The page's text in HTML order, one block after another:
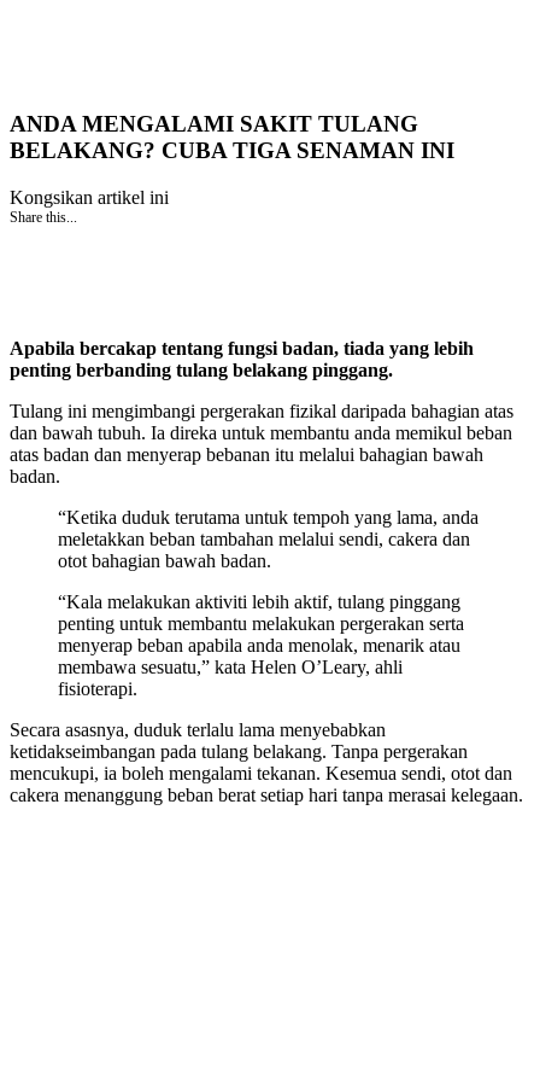
ANDA MENGALAMI SAKIT TULANG
BELAKANG? CUBA TIGA SENAMAN INI
Kongsikan artikel ini
Share this...
Apabila bercakap tentang fungsi badan, tiada yang lebih
penting berbanding tulang belakang pinggang.
Tulang ini mengimbangi pergerakan fizikal daripada bahagian atas
dan bawah tubuh. Ia direka untuk membantu anda memikul beban
atas badan dan menyerap bebanan itu melalui bahagian bawah
badan.
“Ketika duduk terutama untuk tempoh yang lama, anda
meletakkan beban tambahan melalui sendi, cakera dan
otot bahagian bawah badan.
“Kala melakukan aktiviti lebih aktif, tulang pinggang
penting untuk membantu melakukan pergerakan serta
menyerap beban apabila anda menolak, menarik atau
membawa sesuatu,” kata Helen O’Leary, ahli
fisioterapi.
Secara asasnya, duduk terlalu lama menyebabkan
ketidakseimbangan pada tulang belakang. Tanpa pergerakan
mencukupi, ia boleh mengalami tekanan. Kesemua sendi, otot dan
cakera menanggung beban berat setiap hari tanpa merasai kelegaan.